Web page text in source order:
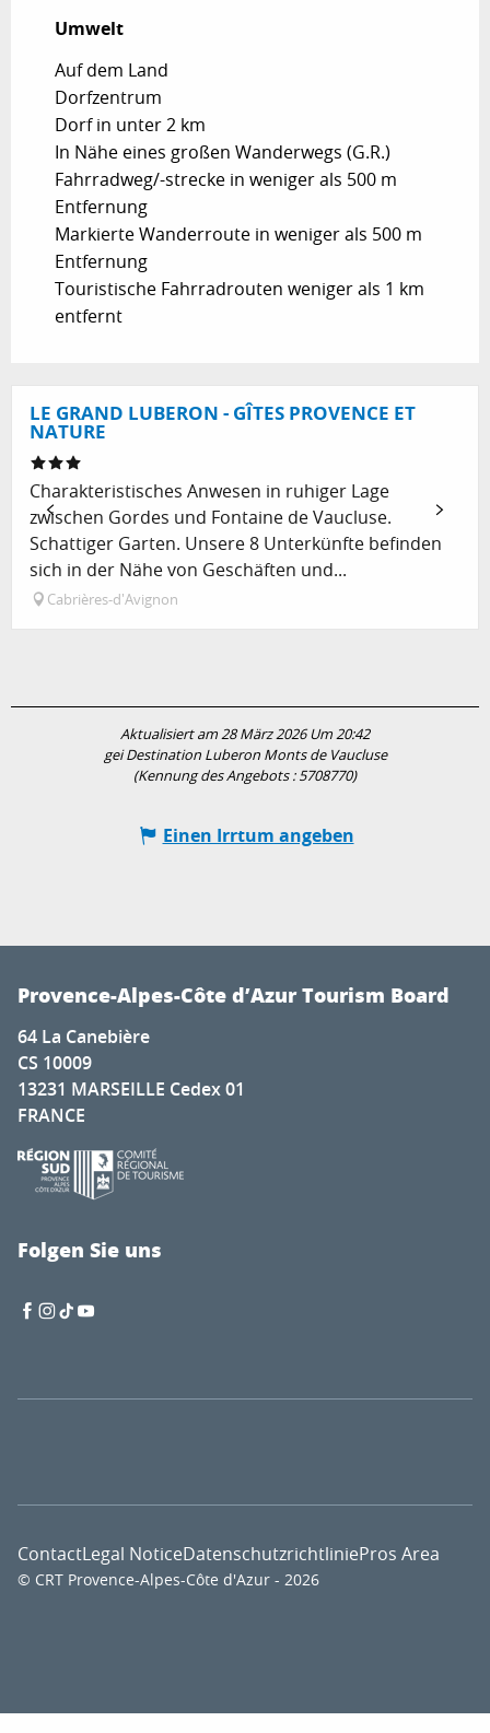
Umwelt
Umwelt
Auf dem Land
Dorfzentrum
Dorf in unter 2 km
In Nähe eines großen Wanderwegs (G.R.)
Fahrradweg/-strecke in weniger als 500 m
Entfernung
Markierte Wanderroute in weniger als 500 m
Entfernung
Touristische Fahrradrouten weniger als 1 km
entfernt
LE GRAND LUBERON - GÎTES PROVENCE ET
NATURE
Charakteristisches Anwesen in ruhiger Lage
zwischen Gordes und Fontaine de Vaucluse.
Schattiger Garten. Unsere 8 Unterkünfte befinden
sich in der Nähe von Geschäften und...
Cabrières-d'Avignon
Aktualisiert am 28 März 2026 Um 20:42
gei Destination Luberon Monts de Vaucluse
(Kennung des Angebots :5708770)
Einen Irrtum angeben
Provence-Alpes-Côte d’Azur Tourism Board
64 La Canebière
CS 10009
13231 MARSEILLE Cedex 01
FRANCE
Folgen Sie uns
© CRT Provence-Alpes-Côte d'Azur - 2026
ContactLegal NoticeDatenschutzrichtliniePros Area